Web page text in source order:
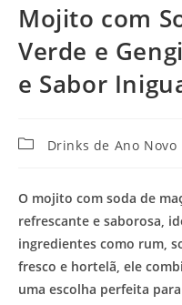
Mojito com
Verde e
e Sabor
CategoriaDrinks de Ano Novo
O mojito com soda de
refrescante e saborosa,
ingredientes como rum,
fresco e hortelã, ele
uma escolha perfeita